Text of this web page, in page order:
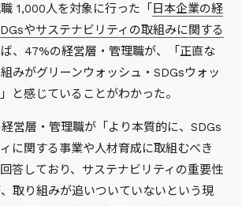
1,000人を対象に行った「 日本企業の経
やサステナビリティの取組みに関する
ば、47%の経営層・管理職が、「正直な
みがグリーンウォッシュ・SDGsウォッ
と感じていることがわかった。
営層・管理職が「より本質的に、SDGs
に関する事業や人材育成に取組むべき
答しており、サステナビリティの重要性
取り組みが追いついていないという現